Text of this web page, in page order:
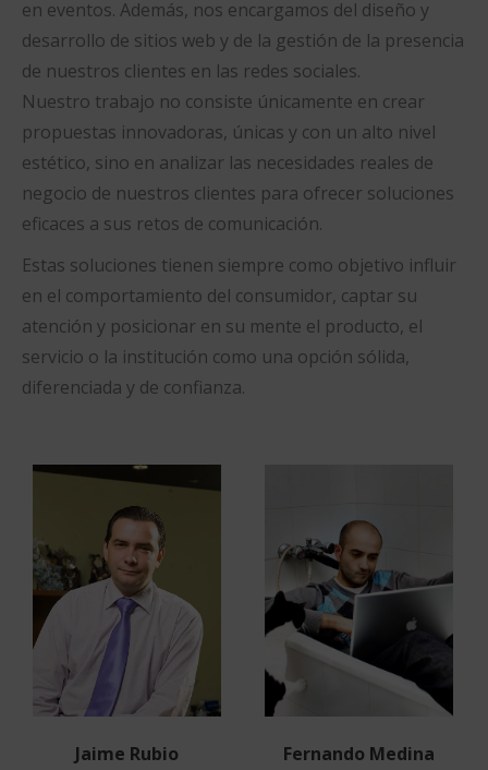
en eventos. Además, nos encargamos del diseño y
desarrollo de sitios web y de la gestión de la presencia
de nuestros clientes en las redes sociales.
Nuestro trabajo no consiste únicamente en crear
propuestas innovadoras, únicas y con un alto nivel
estético, sino en analizar las necesidades reales de
negocio de nuestros clientes para ofrecer soluciones
eficaces a sus retos de comunicación.
Estas soluciones tienen siempre como objetivo influir
en el comportamiento del consumidor, captar su
atención y posicionar en su mente el producto, el
servicio o la institución como una opción sólida,
diferenciada y de confianza.
Jaime Rubio
Fernando Medina